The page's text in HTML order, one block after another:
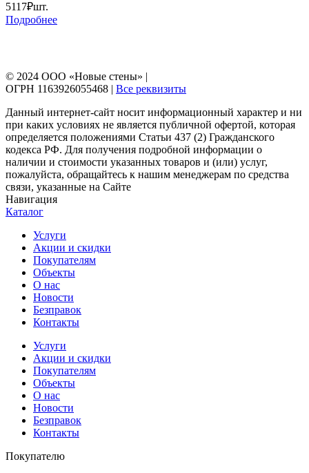
5117₽шт.
Подробнее
© 2024 ООО «Новые стены» |
ОГРН 1163926055468 | Все реквизиты
Данный интернет-сайт носит информационный характер и ни
при каких условиях не является публичной офертой, которая
определяется положениями Статьи 437 (2) Гражданского
кодекса РФ. Для получения подробной информации о
наличии и стоимости указанных товаров и (или) услуг,
пожалуйста, обращайтесь к нашим менеджерам по средства
связи, указанные на Сайте
Навигация
Каталог
Услуги
Акции и скидки
Покупателям
Объекты
О нас
Новости
Безправок
Контакты
Услуги
Акции и скидки
Покупателям
Объекты
О нас
Новости
Безправок
Контакты
Покупателю